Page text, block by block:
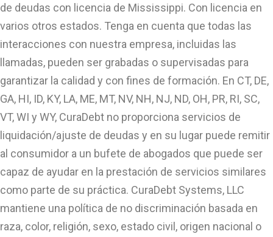
de deudas con licencia de Mississippi. Con licencia en
varios otros estados. Tenga en cuenta que todas las
interacciones con nuestra empresa, incluidas las
llamadas, pueden ser grabadas o supervisadas para
garantizar la calidad y con fines de formación. En CT, DE,
GA, HI, ID, KY, LA, ME, MT, NV, NH, NJ, ND, OH, PR, RI, SC,
VT, WI y WY, CuraDebt no proporciona servicios de
liquidación/ajuste de deudas y en su lugar puede remitir
al consumidor a un bufete de abogados que puede ser
capaz de ayudar en la prestación de servicios similares
como parte de su práctica. CuraDebt Systems, LLC
mantiene una política de no discriminación basada en
raza, color, religión, sexo, estado civil, origen nacional o